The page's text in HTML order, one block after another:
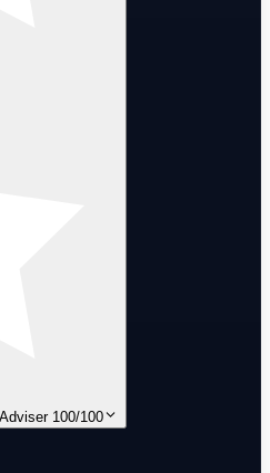
100/100